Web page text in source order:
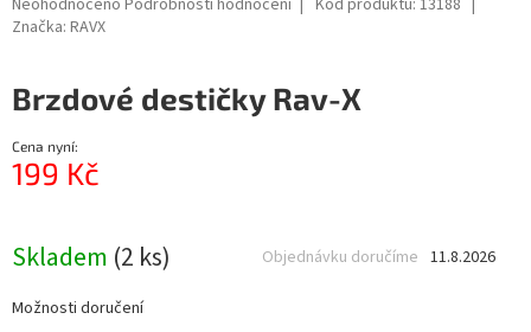
hodnocení
0,0
z
5
hvězdiček.
Neohodnoceno Podrobnosti hodnocení Kód produktu: 13188
Značka: RAVX
Brzdové destičky Rav-X
Cena nyní:
199 Kč
Skladem (2 ks) 11.8.2026
Objednávku doručíme
Možnosti doručení